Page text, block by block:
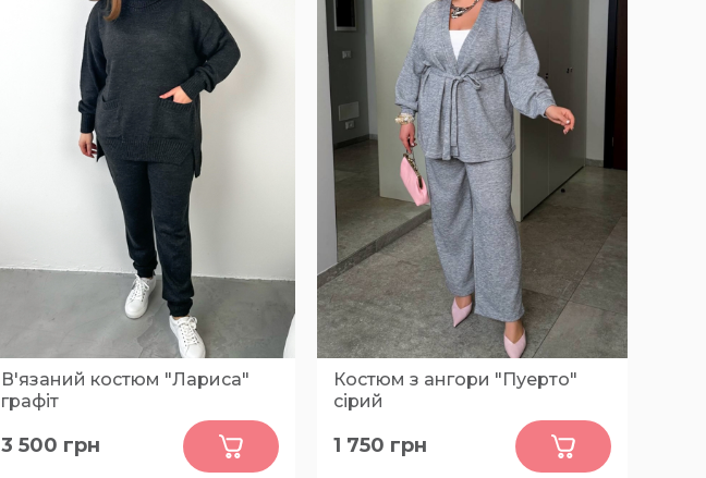
В'язаний костюм "Лариса"
графіт
3 500 грн
Костюм з ангори "Пуерто"
сірий
48-50, 52-54, 56-58, 60-62
1 750 грн